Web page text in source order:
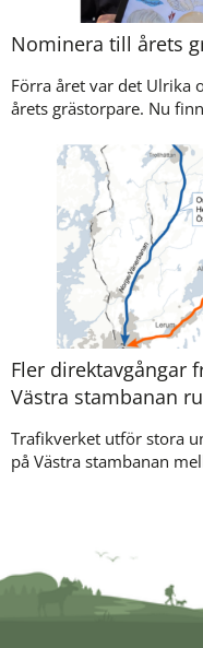
Nominera till årets
Förra året var det Ulrika
årets grästorpare. Nu
Fler direktavgångar
Västra stambanan
Trafikverket utför stora
på Västra stambanan